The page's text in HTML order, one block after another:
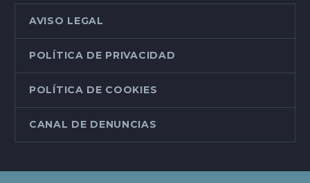
AVISO LEGAL
POLÍTICA DE PRIVACIDAD
POLÍTICA DE COOKIES
CANAL DE DENUNCIAS